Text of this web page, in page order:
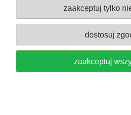
Gwarancja i
O firmie
Sklep fx-shop24.com | ul.
Odrzańskie 66-600, woj. lubuskie
zaakceptuj tylko
dostosuj
zaakceptuj